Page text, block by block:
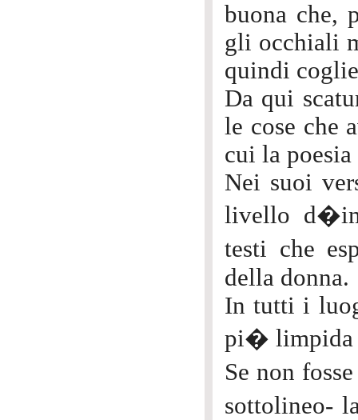
buona che,
gli occhiali
quindi
Da qui
le cose che
cui la
Nei suoi
livello
testi che
della donna.
In tutti i
pi� limpida
Se non
sottolineo-